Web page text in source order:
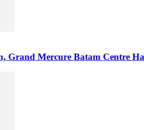
Grand Mercure Batam Centre